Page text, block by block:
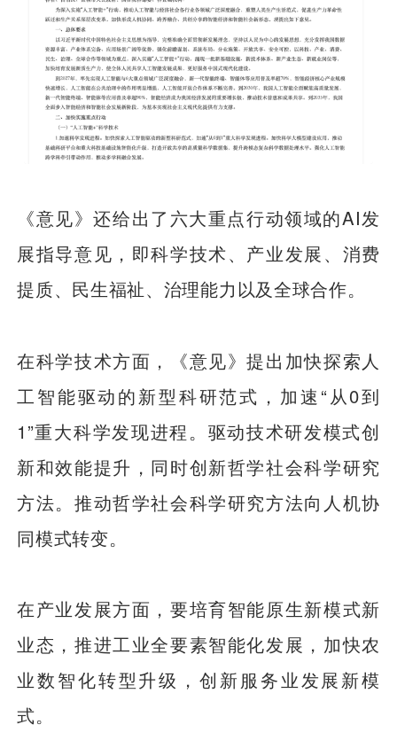
《意见》还给出了六大重点行动领域的AI发
展指导意见，即科学技术、产业发展、消费
提质、民生福祉、治理能力以及全球合作。
在科学技术方面，《意见》提出加快探索人
工智能驱动的新型科研范式，加速“从0到
1”重大科学发现进程。驱动技术研发模式创
新和效能提升，同时创新哲学社会科学研究
方法。推动哲学社会科学研究方法向人机协
同模式转变。
在产业发展方面，要培育智能原生新模式新
业态，推进工业全要素智能化发展，加快农
业数智化转型升级，创新服务业发展新模
式。